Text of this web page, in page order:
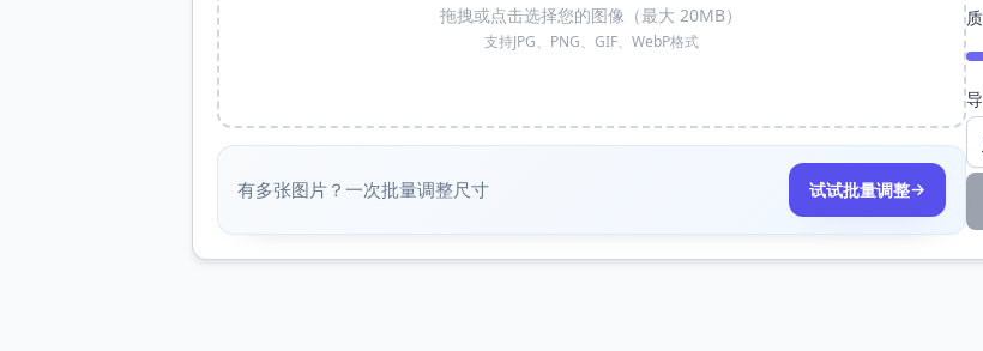
拖拽或点击选择您的图像（最大 20MB）
支持JPG、PNG、GIF、WebP格式
有多张图片？一次批量调整尺寸 试试批量调整→